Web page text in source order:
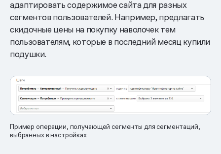
адаптировать содержимое сайта для разных
сегментов пользователей. Например, предлагать
скидочные цены на покупку наволочек тем
пользователям, которые в последний месяц купили
подушки.
Пример операции, получающей сегменты для сегментаций,
выбранных в настройках